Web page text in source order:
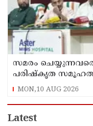
സമരം
പരിഷ്കൃത
അടിയന്തരമായി
MON,10 AUG 2026
Latest